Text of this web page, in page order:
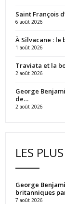
Saint François
6 août 2026
À Silvacane : le
1 août 2026
Traviata et la
2 août 2026
George
de…
2 août 2026
LES
George
britanniques
7 août 2026